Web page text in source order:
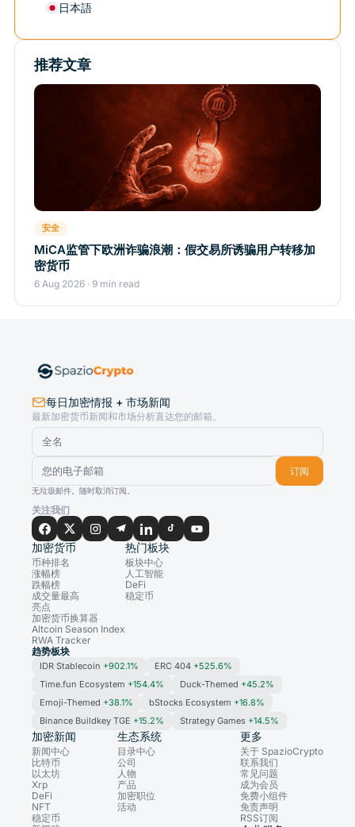
日本語
推荐文章
安全
MiCA监管下欧洲诈骗浪潮：假交易所诱骗用户转移加
密货币
6 Aug 2026 · 9 min read
每日加密情报 + 市场新闻
最新加密货币新闻和市场分析直达您的邮箱。
订阅
无垃圾邮件。随时取消订阅。
关注我们
加密货币
币种排名
涨幅榜
跌幅榜
成交量最高
亮点
加密货币换算器
Altcoin Season Index
RWA Tracker
热门板块
板块中心
人工智能
DeFi
稳定币
趋势板块
IDR Stablecoin +902.1% ERC 404 +525.6%
Time.fun Ecosystem +154.4% Duck-Themed +45.2%
Emoji-Themed +38.1% bStocks Ecosystem +16.8%
Binance Buildkey TGE +15.2% Strategy Games +14.5%
加密新闻
新闻中心
比特币
以太坊
Xrp
DeFi
NFT
稳定币
生态系统
目录中心
公司
人物
产品
加密职位
活动
更多
关于 SpazioCrypto
联系我们
常见问题
成为会员
免费小组件
免责声明
RSS订阅